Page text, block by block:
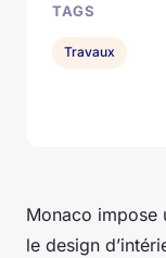
Monaco impose
le design
TAGS
Travaux